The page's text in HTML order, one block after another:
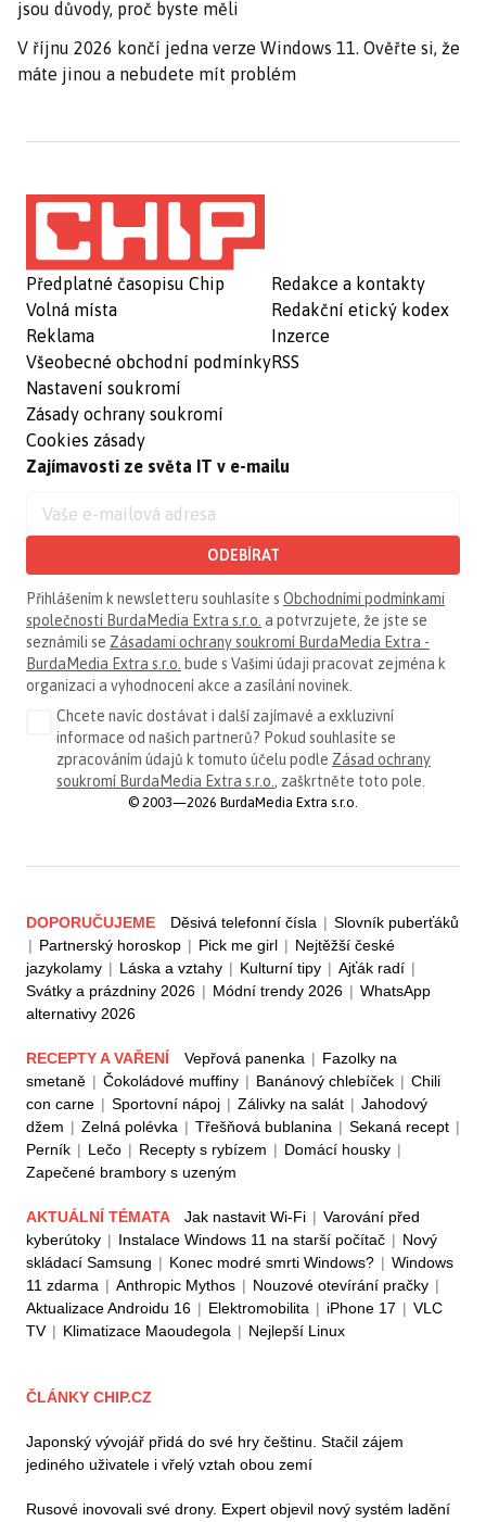
jsou důvody, proč byste měli
V říjnu 2026 končí jedna verze Windows 11. Ověřte si, že
máte jinou a nebudete mít problém
Předplatné časopisu Chip
Volná místa
Reklama
Všeobecné obchodní podmínky
Nastavení soukromí
Zásady ochrany soukromí
Cookies zásady
Redakce a kontakty
Redakční etický kodex
Inzerce
RSS
Zajímavosti ze světa IT v e-mailu
ODEBÍRAT
Přihlášením k newsletteru souhlasíte s Obchodními podmínkami
společnosti BurdaMedia Extra s.r.o. a potvrzujete, že jste se
seznámili se Zásadami ochrany soukromí BurdaMedia Extra -
BurdaMedia Extra s.r.o. bude s Vašimi údaji pracovat zejména k
organizaci a vyhodnocení akce a zasílání novinek.
Chcete navíc dostávat i další zajímavé a exkluzivní
informace od našich partnerů? Pokud souhlasíte se
zpracováním údajů k tomuto účelu podle Zásad ochrany
soukromí BurdaMedia Extra s.r.o., zaškrtněte toto pole.
© 2003—2026 BurdaMedia Extra s.r.o.
DOPORUČUJEME Děsivá telefonní čísla | Slovník puberťáků
| Partnerský horoskop | Pick me girl | Nejtěžší české
jazykolamy | Láska a vztahy | Kulturní tipy | Ajťák radí |
Svátky a prázdniny 2026 | Módní trendy 2026 | WhatsApp
alternativy 2026
RECEPTY A VAŘENÍ Vepřová panenka | Fazolky na
smetaně | Čokoládové muffiny | Banánový chlebíček | Chili
con carne | Sportovní nápoj | Zálivky na salát | Jahodový
džem | Zelná polévka | Třešňová bublanina | Sekaná recept |
Perník | Lečo | Recepty s rybízem | Domácí housky |
Zapečené brambory s uzeným
AKTUÁLNÍ TÉMATA Jak nastavit Wi-Fi | Varování před
kyberútoky | Instalace Windows 11 na starší počítač | Nový
skládací Samsung | Konec modré smrti Windows? | Windows
11 zdarma | Anthropic Mythos | Nouzové otevírání pračky |
Aktualizace Androidu 16 | Elektromobilita | iPhone 17 | VLC
TV | Klimatizace Maoudegola | Nejlepší Linux
ČLÁNKY CHIP.CZ
Japonský vývojář přidá do své hry češtinu. Stačil zájem
jediného uživatele i vřelý vztah obou zemí
Rusové inovovali své drony. Expert objevil nový systém ladění